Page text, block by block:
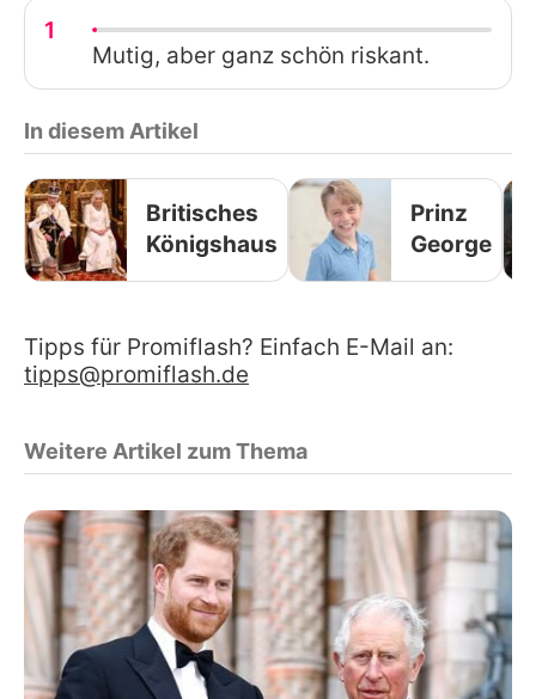
1
Mutig, aber ganz schön riskant.
In diesem Artikel
Britisches
Königshaus
Prinz
George
Tipps für Promiflash? Einfach E-Mail an:
tipps@promiflash.de
Weitere Artikel zum Thema